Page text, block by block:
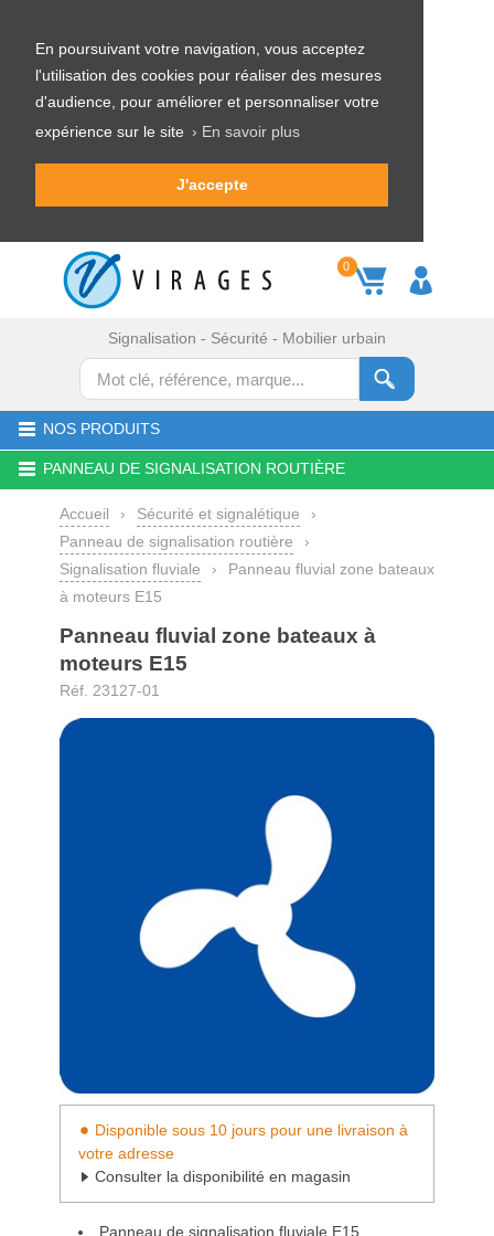
En poursuivant votre navigation, vous acceptez
l'utilisation des cookies pour réaliser des mesures
d'audience, pour améliorer et personnaliser votre
expérience sur le site › En savoir plus
J'accepte
0
Signalisation - Sécurité - Mobilier urbain
NOS PRODUITS
PANNEAU DE SIGNALISATION ROUTIÈRE
Accueil › Sécurité et signalétique
›
Panneau de signalisation routière
›
Signalisation fluviale
›
Panneau fluvial zone bateaux
à moteurs E15
Panneau fluvial zone bateaux à
moteurs E15
Réf. 23127-01
Disponible sous 10 jours pour une livraison à
votre adresse
Consulter la disponibilité en magasin
Panneau de signalisation fluviale E15